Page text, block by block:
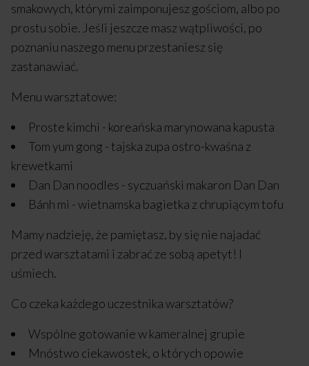
smakowych, którymi zaimponujesz gościom, albo po
prostu sobie. Jeśli jeszcze masz wątpliwości, po
poznaniu naszego menu przestaniesz się
zastanawiać.
Menu warsztatowe:
Proste kimchi - koreańska marynowana kapusta
Tom yum gong - tajska zupa ostro-kwaśna z
krewetkami
Dan Dan noodles - syczuański makaron Dan Dan
Bánh mì - wietnamska bagietka z chrupiącym tofu
Mamy nadzieję, że pamiętasz, by się nie najadać
przed warsztatami i zabrać ze sobą apetyt! I
uśmiech.
Co czeka każdego uczestnika warsztatów?
Wspólne gotowanie w kameralnej grupie
Mnóstwo ciekawostek, o których opowie